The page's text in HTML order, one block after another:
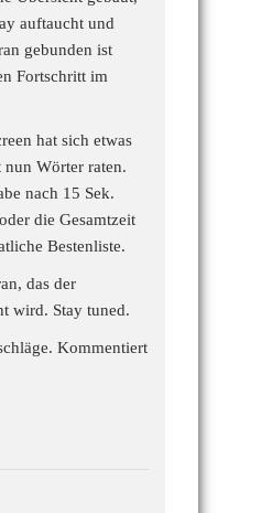
auftaucht und
gebunden ist
Fortschritt im
hat sich etwas
Wörter raten.
nach 15 Sek.
die Gesamtzeit
Bestenliste.
das der
wird. Stay tuned.
Kommentiert